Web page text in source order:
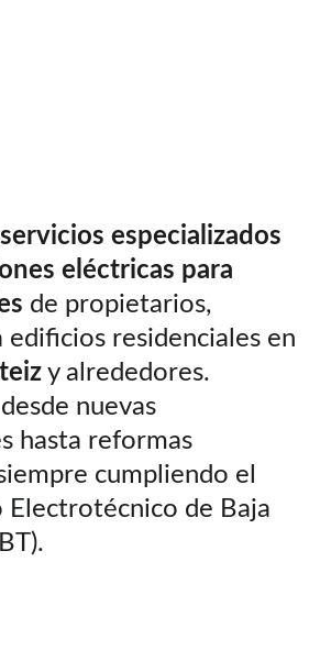
servicios especializados
eléctricas para
de propietarios,
edificios residenciales en
y alrededores.
nuevas
hasta reformas
cumpliendo el
Electrotécnico de Baja